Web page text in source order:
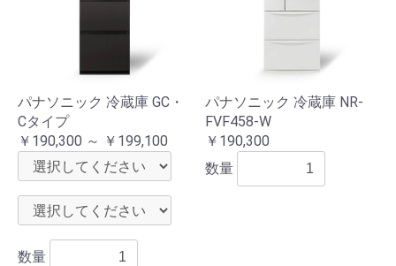
パナソニック 冷蔵庫 GC・
Cタイプ
￥190,300 ～ ￥199,100
数量
パナソニック 冷蔵庫 NR-
FVF458-W
￥190,300
数量